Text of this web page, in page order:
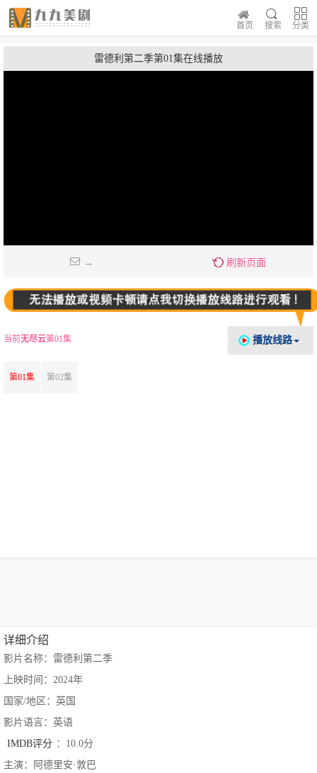
分类
搜索
首页
雷德利第二季第01集在线播放
→ 刷新页面
播放线路
当前无尽云第01集
第01集 第02集
详细介绍
影片名称：雷德利第二季
上映时间：2024年
国家/地区：英国
影片语言：英语
IMDB评分 ：10.0分
主演：阿德里安·敦巴